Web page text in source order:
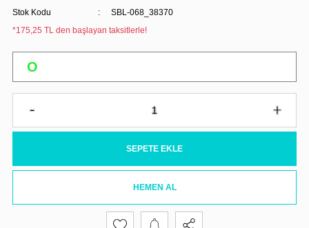
Stok Kodu
SBL-068_38370
*175,25 TL den başlayan taksitlerle!
SEPETE EKLE
HEMEN AL